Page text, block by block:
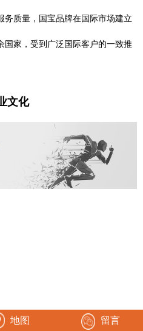
务质量，国宝品牌在国际市场建立
国家，受到广泛国际客户的一致推
文化
地图 留言